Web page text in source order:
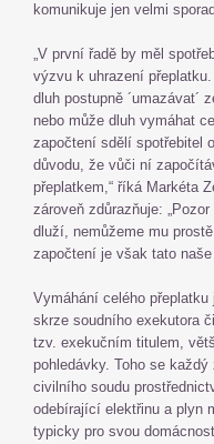
komunikuje jen velmi
„V první řadě by měl
výzvu k uhrazení
dluh postupně ´umazávat´
nebo může dluh vymáhat
započtení sdělí spotřebitel
důvodu, že vůči ní
přeplatkem,“ říká Markéta
zároveň zdůrazňuje:
dluží, nemůžeme mu
započtení je však tato
Vymáhání celého
skrze soudního exekutora
tzv. exekučním titulem,
pohledávky. Toho se
civilního soudu
odebírající elektřinu a plyn
typicky pro svou